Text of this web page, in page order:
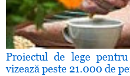
Proiectul de lege
vizează peste 21.000 de